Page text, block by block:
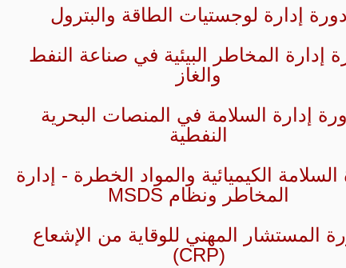
دورة إدارة لوجستيات الطاقة والبترول
إدارة المخاطر البيئية في صناعة النفط
والغاز
إدارة السلامة في المنصات البحرية
النفطية
الكيميائية والمواد الخطرة - إدارة
المخاطر ونظام MSDS
المستشار المهني للوقاية من الإشعاع
(CRP)